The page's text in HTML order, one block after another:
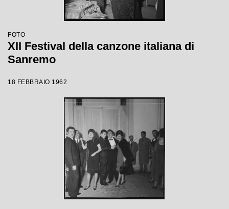
FOTO
XII Festival della canzone italiana di
Sanremo
18 FEBBRAIO 1962